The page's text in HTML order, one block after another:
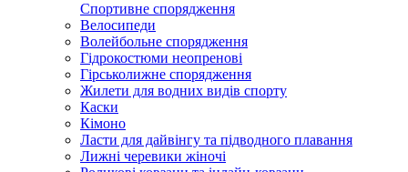
Спортивне спорядження
Велосипеди
Волейбольне спорядження
Гідрокостюми неопренові
Гірськолижне спорядження
Жилети для водних видів спорту
Каски
Кімоно
Ласти для дайвінгу та підводного плавання
Лижні черевики жіночі